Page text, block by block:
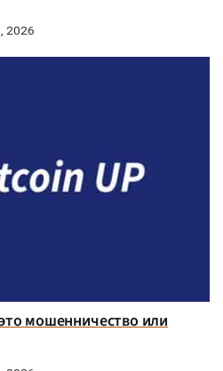
2026
мошенничество или